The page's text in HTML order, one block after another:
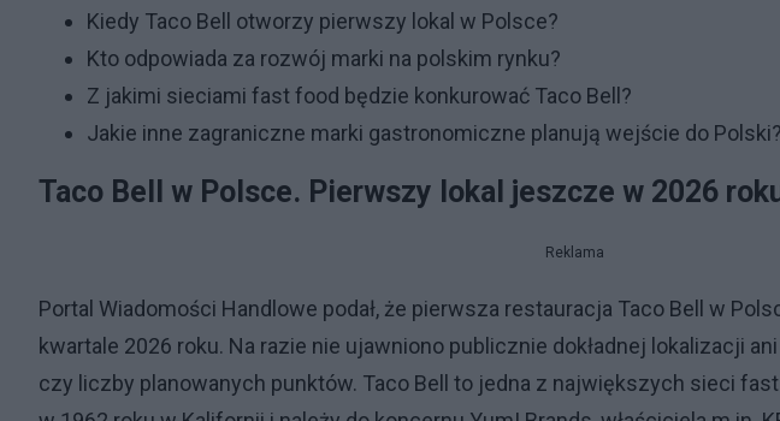
Kiedy Taco Bell otworzy pierwszy lokal w Polsce?
Kto odpowiada za rozwój marki na polskim rynku?
Z jakimi sieciami fast food będzie konkurować Taco Bell?
Jakie inne zagraniczne marki gastronomiczne planują wejście do Polski?
Taco Bell w Polsce. Pierwszy lokal jeszcze w 2026
Reklama
Portal Wiadomości Handlowe podał, że pierwsza restauracja Taco Bell w
kwartale 2026 roku. Na razie nie ujawniono publicznie dokładnej lokalizacji
czy liczby planowanych punktów. Taco Bell to jedna z największych sieci